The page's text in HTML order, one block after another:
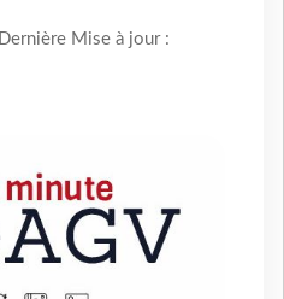
Mise à jour :